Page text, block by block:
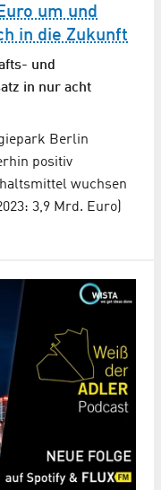
um und
in die Zukunft
und
in nur acht
Berlin
positiv
wuchsen
3,9 Mrd. Euro)